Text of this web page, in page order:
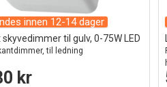
innen 12-14 dager
skyvedimmer til gulv, 0-75W LED
til ledning
kr